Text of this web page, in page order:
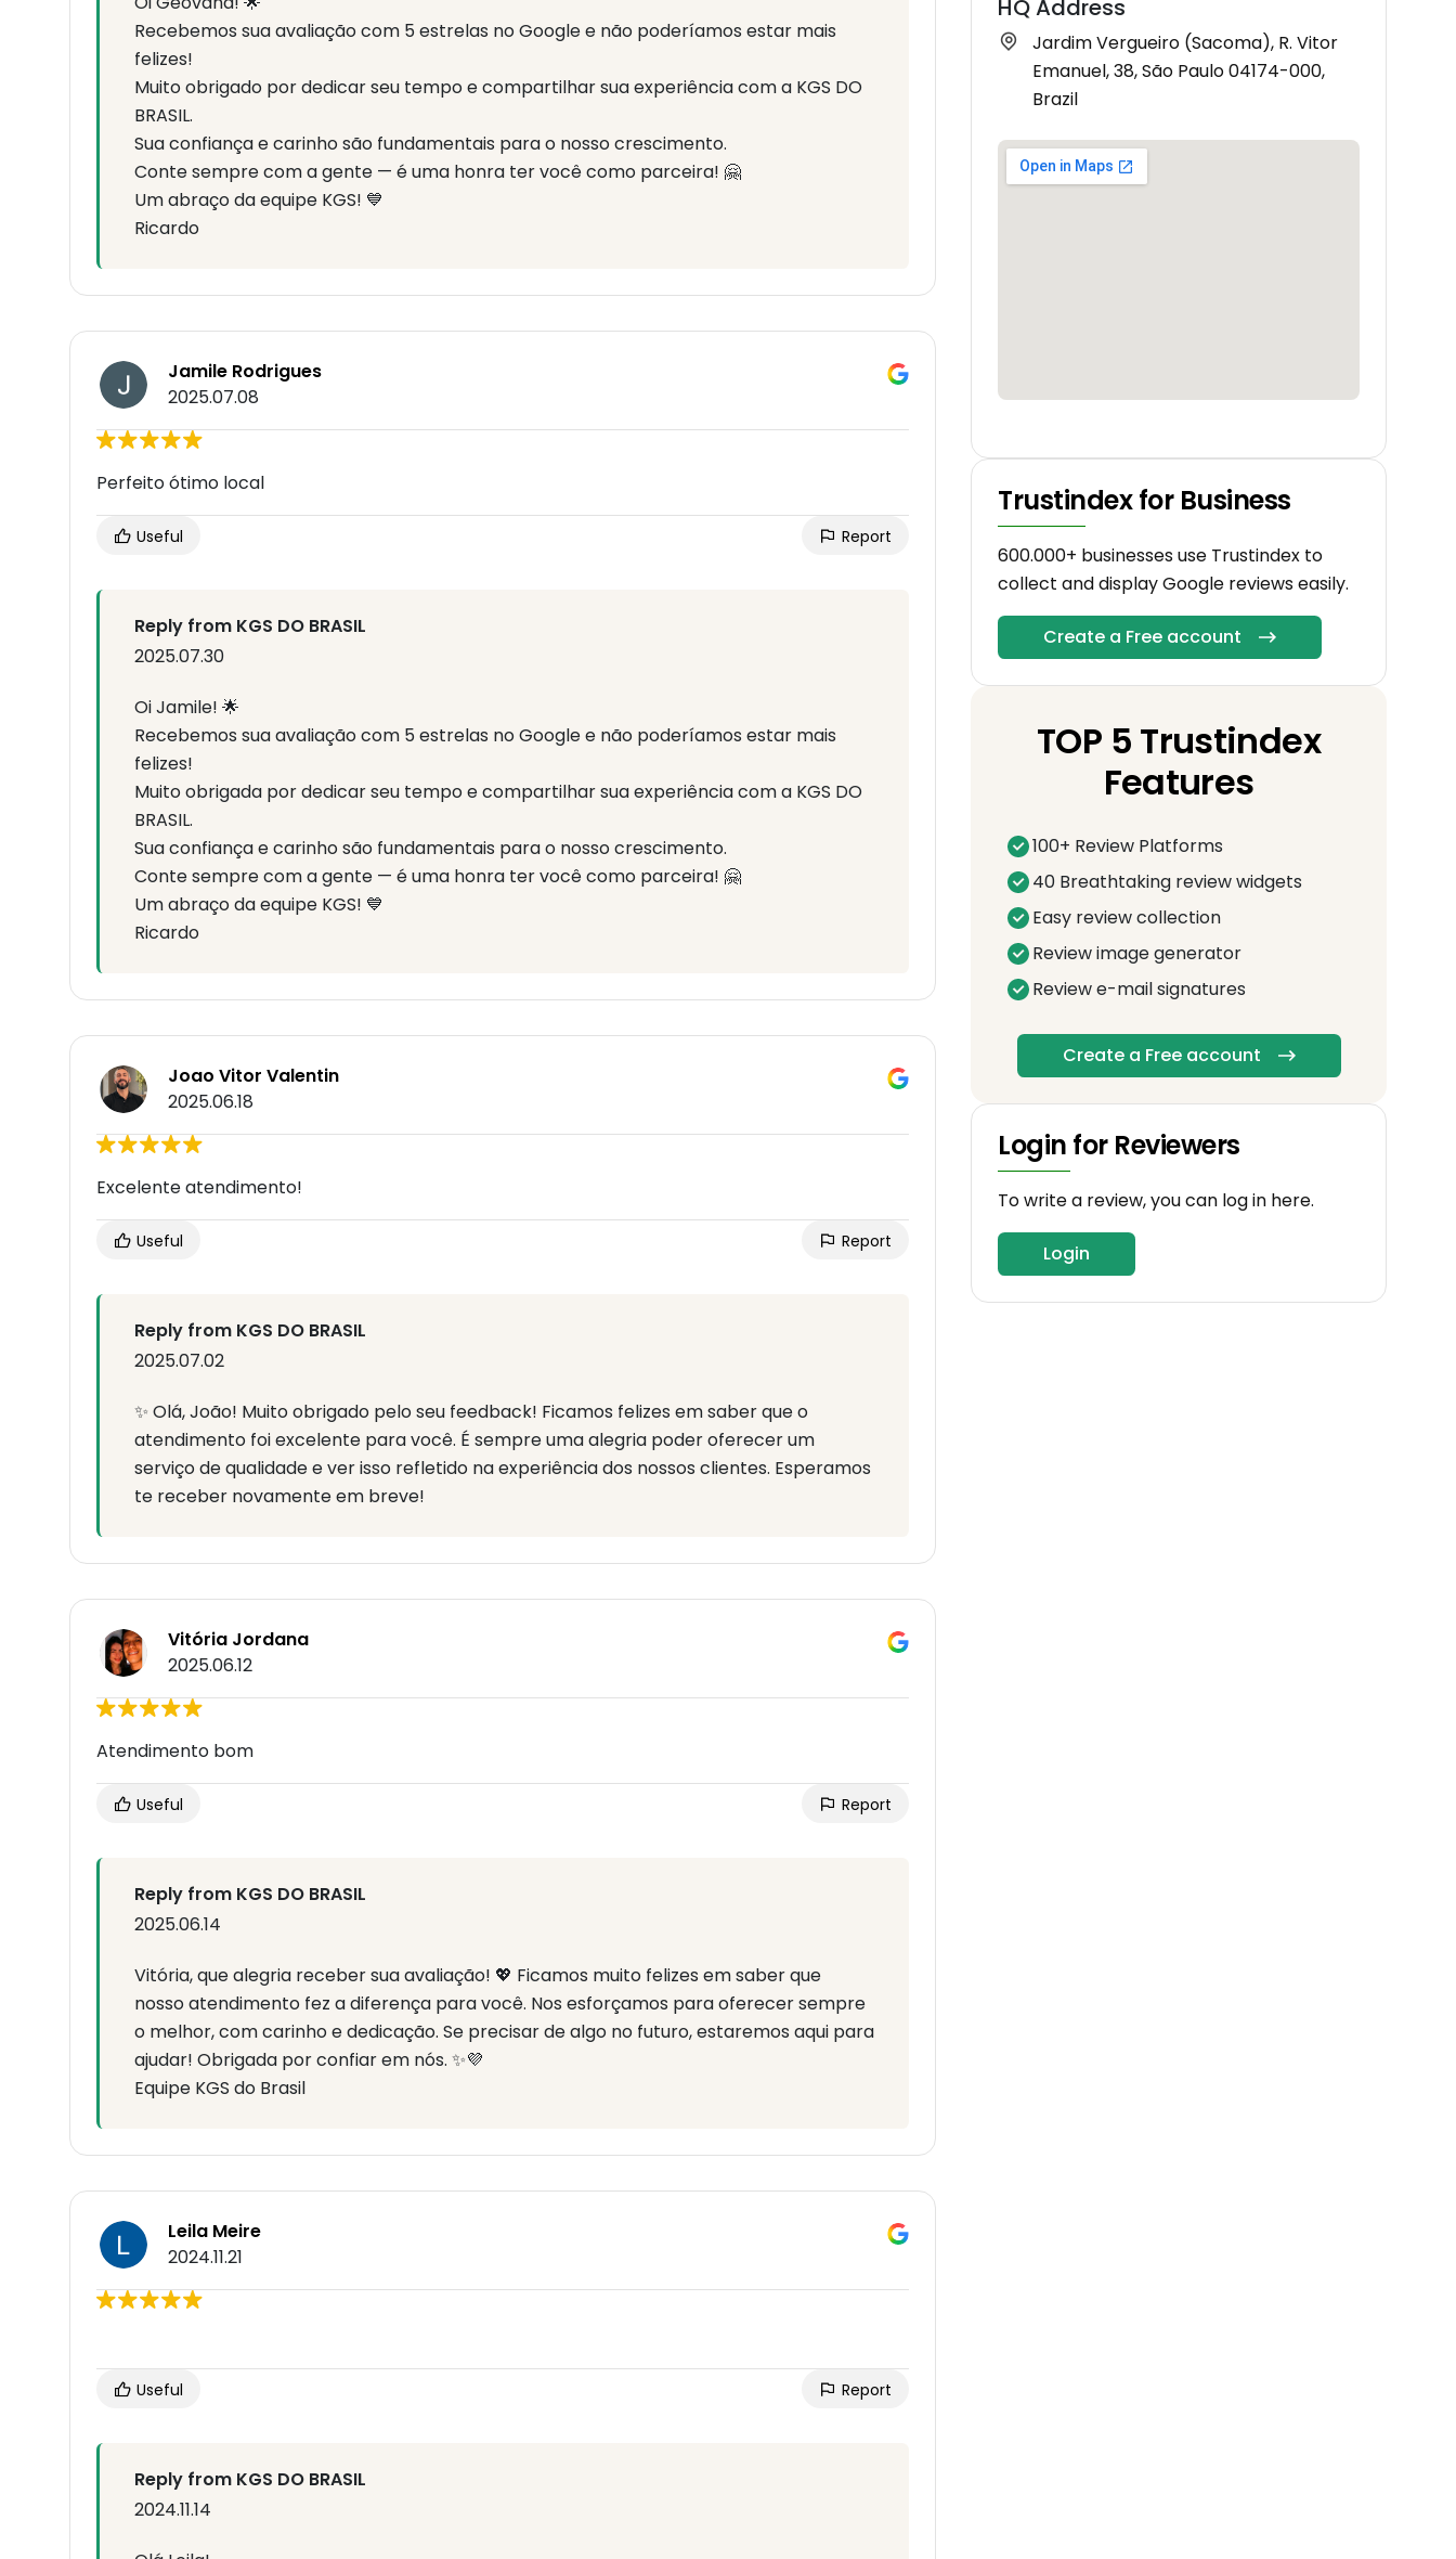
Recebemos sua avaliação com 5 estrelas no Google e não poderíamos estar mais
felizes!
Muito obrigado por dedicar seu tempo e compartilhar sua experiência com a KGS DO
BRASIL.
Sua confiança e carinho são fundamentais para o nosso crescimento.
Conte sempre com a gente — é uma honra ter você como parceira! 🤗
Um abraço da equipe KGS! 💙
Ricardo
Jamile Rodrigues
2025.07.08
Perfeito ótimo local
Useful Report
Reply from KGS DO BRASIL
2025.07.30
Oi Jamile! 🌟
Recebemos sua avaliação com 5 estrelas no Google e não poderíamos estar mais
felizes!
Muito obrigada por dedicar seu tempo e compartilhar sua experiência com a KGS DO
BRASIL.
Sua confiança e carinho são fundamentais para o nosso crescimento.
Conte sempre com a gente — é uma honra ter você como parceira! 🤗
Um abraço da equipe KGS! 💙
Ricardo
Joao Vitor Valentin
2025.06.18
Excelente atendimento!
Useful Report
Reply from KGS DO BRASIL
2025.07.02
✨ Olá, João! Muito obrigado pelo seu feedback! Ficamos felizes em saber que o
atendimento foi excelente para você. É sempre uma alegria poder oferecer um
serviço de qualidade e ver isso refletido na experiência dos nossos clientes. Esperamos
te receber novamente em breve!
Vitória Jordana
2025.06.12
Atendimento bom
Useful Report
Reply from KGS DO BRASIL
2025.06.14
Vitória, que alegria receber sua avaliação! 💖 Ficamos muito felizes em saber que
nosso atendimento fez a diferença para você. Nos esforçamos para oferecer sempre
o melhor, com carinho e dedicação. Se precisar de algo no futuro, estaremos aqui para
ajudar! Obrigada por confiar em nós. ✨💜
Equipe KGS do Brasil
Leila Meire
2024.11.21
Useful Report
Reply from KGS DO BRASIL
2024.11.14
HQ Address
Jardim Vergueiro (Sacoma), R. Vitor
Emanuel, 38, São Paulo 04174-000,
Brazil
Trustindex for Business
600.000+ businesses use Trustindex to
collect and display Google reviews easily.
Create a Free account
TOP 5 Trustindex
Features
100+ Review Platforms
40 Breathtaking review widgets
Easy review collection
Review image generator
Review e-mail signatures
Create a Free account
Login for Reviewers
To write a review, you can log in here.
Login